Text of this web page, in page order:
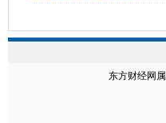
东方财经网